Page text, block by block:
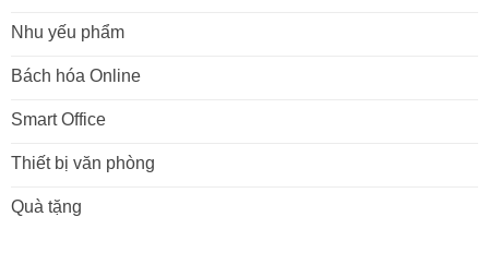
Nhu yếu phẩm
Bách hóa Online
Smart Office
Thiết bị văn phòng
Quà tặng